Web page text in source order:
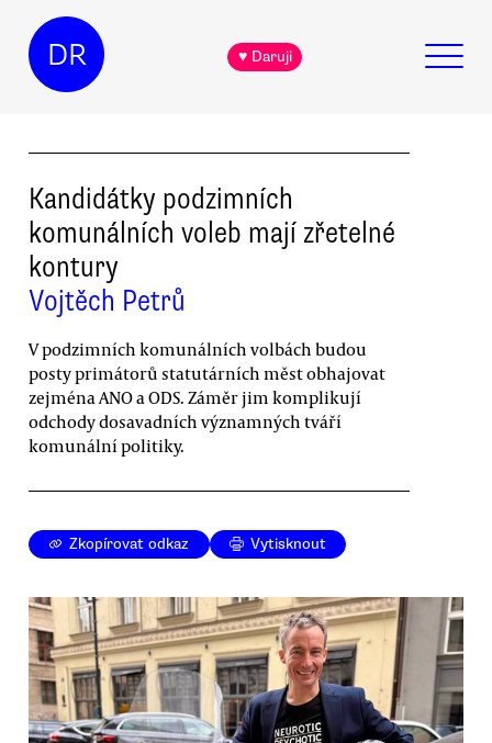
DR ♥ Daruji
Kandidátky podzimních
komunálních voleb mají zřetelné
kontury
Vojtěch Petrů
V podzimních komunálních volbách budou
posty primátorů statutárních měst obhajovat
zejména ANO a ODS. Záměr jim komplikují
odchody dosavadních významných tváří
komunální politiky.
Zkopírovat odkaz Vytisknout